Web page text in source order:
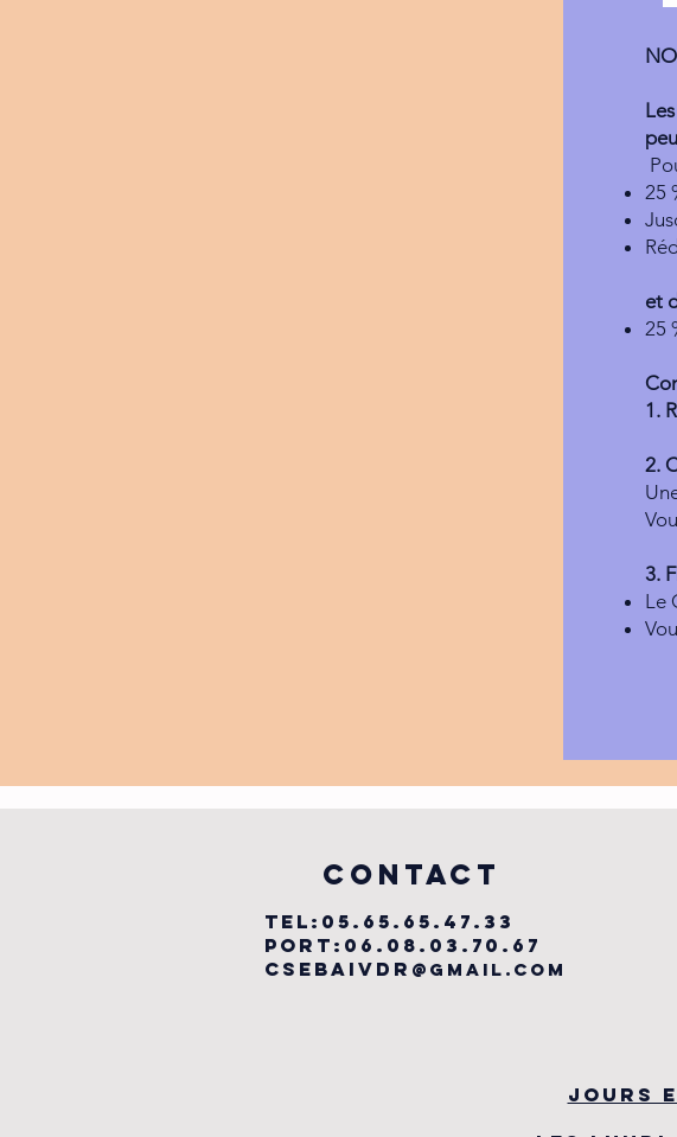
25
et
25
1.
2.
3.
Le
COntact
TEL:05.65.65.47.33
PORT:06.08.03.70.67
csebaivdr @gmail.com
JOURS